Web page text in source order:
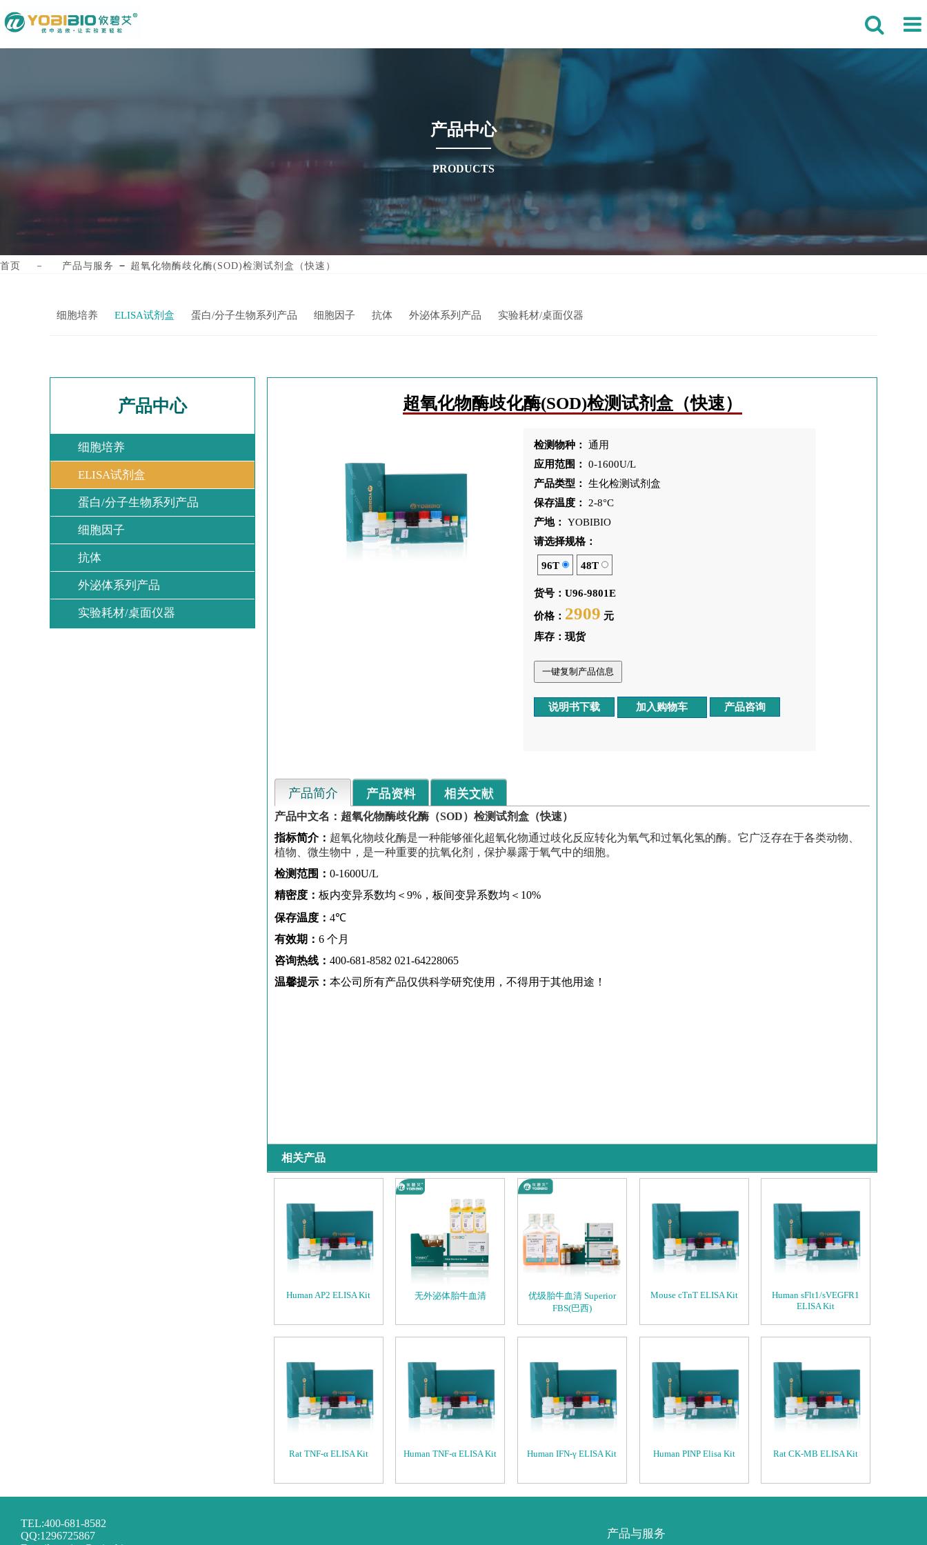
产品中心
PRODUCTS
首页 － 产品与服务 － 超氧化物酶歧化酶(SOD)检测试剂盒（快速）
细胞培养 ELISA试剂盒 蛋白/分子生物系列产品 细胞因子 抗体 外泌体系列产品 实验耗材/桌面仪器
产品中心
细胞培养
ELISA试剂盒
蛋白/分子生物系列产品
细胞因子
抗体
外泌体系列产品
实验耗材/桌面仪器
超氧化物酶歧化酶(SOD)检测试剂盒（快速）
检测物种： 通用
应用范围： 0-1600U/L
产品类型： 生化检测试剂盒
保存温度：
2-8°C
产地：
YOBIBIO
请选择规格：
96T
货号：U96-9801E
价格： 2909 元
库存：现货
一键复制产品信息
说明书下载 产品咨询
48T
产品简介 产品资料 相关文献
产品中文名： 超氧化物酶歧化酶（SOD）检测试剂盒（快速）
指标简介： 超氧化物歧化酶是一种能够催化超氧化物通过歧化反应转化为氧气和过氧化氢的酶。它广泛存在于各类动物、
植物、微生物中，是一种重要的抗氧化剂，保护暴露于氧气中的细胞。
检测范围： 0-1600U/L
精密度： 板内变异系数均＜9%，板间变异系数均＜10%
保存温度： 4℃
有效期： 6 个月
咨询热线： 400-681-8582 021-64228065
温馨提示： 本公司所有产品仅供科学研究使用，不得用于其他用途！
相关产品
Human AP2 ELISA Kit 无外泌体胎牛血清
优级胎牛血清 Superior
FBS(巴西)
Mouse cTnT ELISA Kit
Human sFlt1/sVEGFR1
ELISA Kit
Rat TNF-α ELISA Kit Human TNF-α ELISA Kit Human IFN-γ ELISA Kit Human PINP Elisa Kit Rat CK-MB ELISA Kit
TEL:400-681-8582
QQ:1296725867
产品与服务